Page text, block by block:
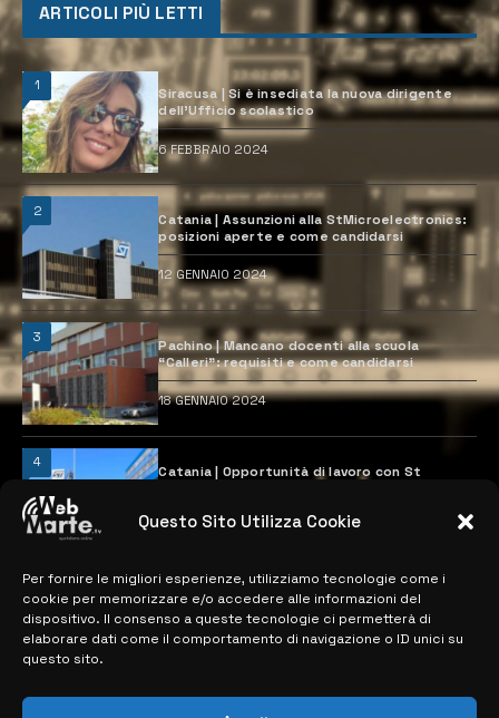
Questo Sito Utilizza Cookie
Per fornire le migliori esperienze, utilizziamo tecnologie come i
cookie per memorizzare e/o accedere alle informazioni del
dispositivo. Il consenso a queste tecnologie ci permetterà di
elaborare dati come il comportamento di navigazione o ID unici su
questo sito.
ARTICOLI PIÙ LETTI
1
Siracusa | Si è insediata la nuova dirigente
dell’Ufficio scolastico
6 FEBBRAIO 2024
2
Catania | Assunzioni alla StMicroelectronics:
posizioni aperte e come candidarsi
12 GENNAIO 2024
3
Pachino | Mancano docenti alla scuola
“Calleri”: requisiti e come candidarsi
18 GENNAIO 2024
4
Catania | Opportunità di lavoro con St
28 MARZO 2024
MAPPA DEL SITO
> NOTIZIE